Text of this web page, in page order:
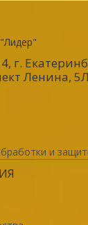
г.
Ленина,
и